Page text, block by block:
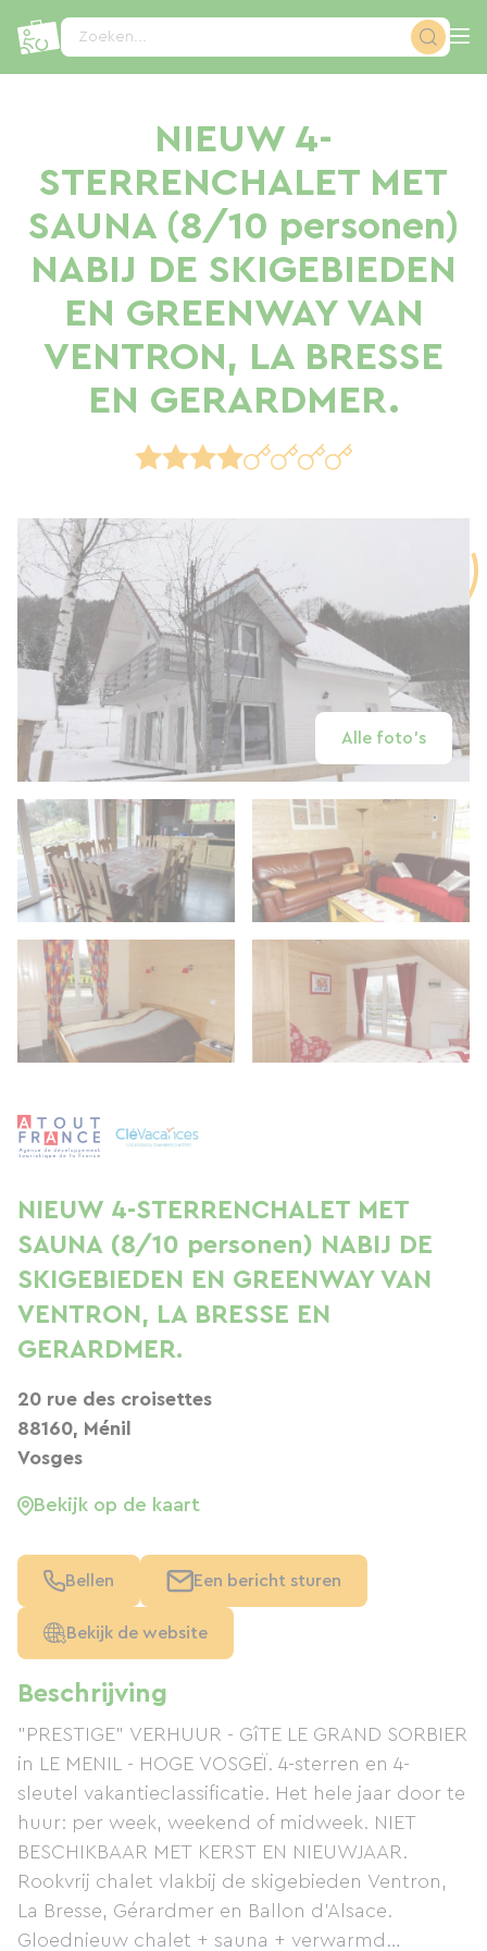
Zoeken...
NIEUW 4-
STERRENCHALET MET
SAUNA (8/10 personen)
NABIJ DE SKIGEBIEDEN
EN GREENWAY VAN
VENTRON, LA BRESSE
EN GERARDMER.
Alle foto's
Beschrijving
"PRESTIGE" VERHUUR - GîTE LE GRAND SORBIER
in LE MENIL - HOGE VOSGEÏ. 4-sterren en 4-
sleutel vakantieclassificatie. Het hele jaar door te
huur: per week, weekend of midweek. NIET
BESCHIKBAAR MET KERST EN NIEUWJAAR.
Rookvrij chalet vlakbij de skigebieden Ventron,
La Bresse, Gérardmer en Ballon d'Alsace.
Gloednieuw chalet + sauna + verwarmd
NIEUW 4-STERRENCHALET MET
SAUNA (8/10 personen) NABIJ DE
SKIGEBIEDEN EN GREENWAY VAN
VENTRON, LA BRESSE EN
GERARDMER.
20 rue des croisettes
88160, Ménil
Vosges
Bekijk op de kaart
Bellen Een bericht sturen
Bekijk de website
Cookies beheer paneel